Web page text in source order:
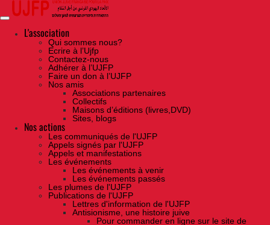
Skip
the
contentL'association
Qui sommes nous?
Ecrire à l’Ujfp
Contactez-nous
Adhérer à l’UJFP
Faire un don à l’UJFP
Nos amis
Associations partenaires
Collectifs
Maisons d’éditions (livres,DVD)
Sites, blogs
Nos actions
Les communiqués de l'UJFP
Appels signés par l'UJFP
Appels et manifestations
Les événements
Les événements à venir
Les événements passés
Les plumes de l'UJFP
Publications de l'UJFP
Lettres d'information de l'UJFP
Antisionisme, une histoire juive
Pour commander en ligne sur le site de